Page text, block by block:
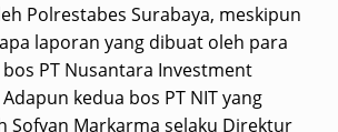
Polrestabes Surabaya, meskipun
laporan yang dibuat oleh para
PT Nusantara Investment
kedua bos PT NIT yang
Sofyan Markarma selaku Direktur